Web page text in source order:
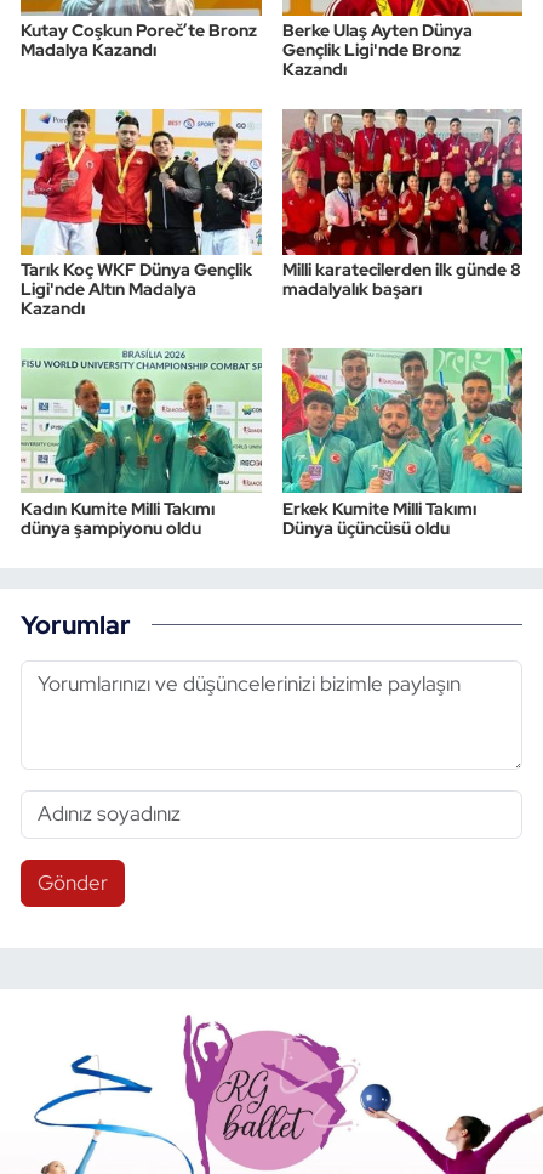
Kutay Coşkun Poreč’te Bronz
Madalya Kazandı
Berke Ulaş Ayten Dünya
Gençlik Ligi'nde Bronz
Kazandı
Tarık Koç WKF Dünya Gençlik
Ligi'nde Altın Madalya
Kazandı
Milli karatecilerden ilk günde 8
madalyalık başarı
Kadın Kumite Milli Takımı
dünya şampiyonu oldu
Erkek Kumite Milli Takımı
Dünya üçüncüsü oldu
Yorumlar
Gönder